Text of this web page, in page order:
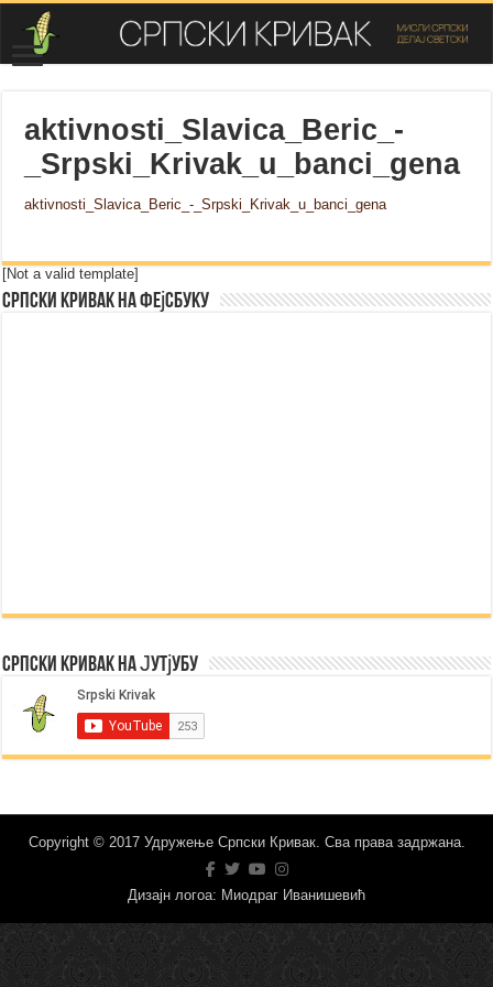
aktivnosti_Slavica_Beric_-
_Srpski_Krivak_u_banci_gena
aktivnosti_Slavica_Beric_-_Srpski_Krivak_u_banci_gena
[Not a valid template]
Српски Кривак на Фејсбуку
Српски Кривак на Јутјубу
Copyright © 2017 Удружење Српски Кривак. Сва права задржана.
Дизајн логоа: Миодраг Иванишевић